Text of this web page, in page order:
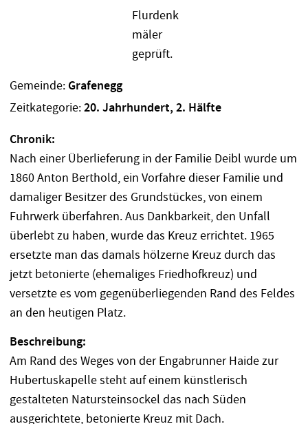
Gemeinde:Grafenegg
Zeitkategorie:20. Jahrhundert, 2. Hälfte
Chronik:
Nach einer Überlieferung in der Familie Deibl wurde um
1860 Anton Berthold, ein Vorfahre dieser Familie und
damaliger Besitzer des Grundstückes, von einem
Fuhrwerk überfahren. Aus Dankbarkeit, den Unfall
überlebt zu haben, wurde das Kreuz errichtet. 1965
ersetzte man das damals hölzerne Kreuz durch das
jetzt betonierte (ehemaliges Friedhofkreuz) und
versetzte es vom gegenüberliegenden Rand des Feldes
an den heutigen Platz.
Beschreibung:
Am Rand des Weges von der Engabrunner Haide zur
Hubertuskapelle steht auf einem künstlerisch
gestalteten Natursteinsockel das nach Süden
ausgerichtete, betonierte Kreuz mit Dach.